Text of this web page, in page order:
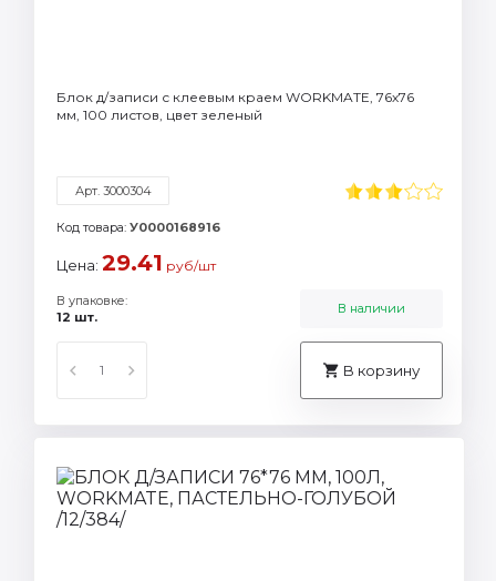
Блок д/записи с клеевым краем WORKMATE, 76х76
мм, 100 листов, цвет зеленый
Арт. 3000304
Код товара: У0000168916
Цена: 29.41 руб/шт
В упаковке:
12 шт.
В наличии
В корзину